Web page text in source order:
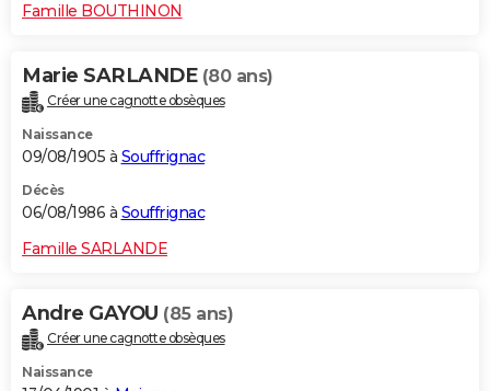
Famille BOUTHINON
Marie SARLANDE (80 ans)
Créer une cagnotte obsèques
Naissance
09/08/1905 à Souffrignac
Décès
06/08/1986 à Souffrignac
Famille SARLANDE
Andre GAYOU (85 ans)
Créer une cagnotte obsèques
Naissance